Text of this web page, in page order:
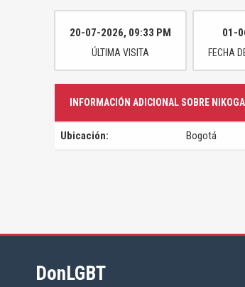
20-07-2026, 09:33 PM
ÚLTIMA VISITA
01-
FECHA
INFORMACIÓN ADICIONAL SOBRE
Ubicación: Bogotá
DonLGBT